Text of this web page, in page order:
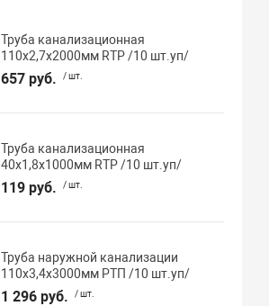
Труба канализационная
110х2,7х2000мм RTP /10 шт.уп/
657 руб. / шт.
Труба канализационная
40х1,8х1000мм RTP /10 шт.уп/
119 руб. / шт.
Труба наружной канализации
110х3,4х3000мм РТП /10 шт.уп/
1 296 руб. / шт.